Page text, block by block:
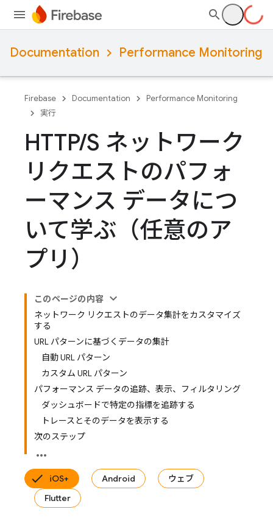
Documentation Performance Monitoring
Firebase Documentation
Performance Monitoring
実行
HTTP/S ネットワーク
リクエストのパフォ
ーマンス データにつ
いて学ぶ（任意のア
プリ）
このページの内容
ネットワーク リクエストのデータ集計をカスタマイズ
する
URL パターンに基づくデータの集計
自動 URL パターン
カスタム URL パターン
パフォーマンス データの追跡、表示、フィルタリング
ダッシュボードで特定の指標を追跡する
トレースとそのデータを表示する
次のステップ
iOS+ Android
ウェブ
Flutter